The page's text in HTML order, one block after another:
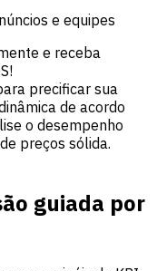
e equipes
e receba
precificar sua
de acordo
o desempenho
preços sólida.
guiada por